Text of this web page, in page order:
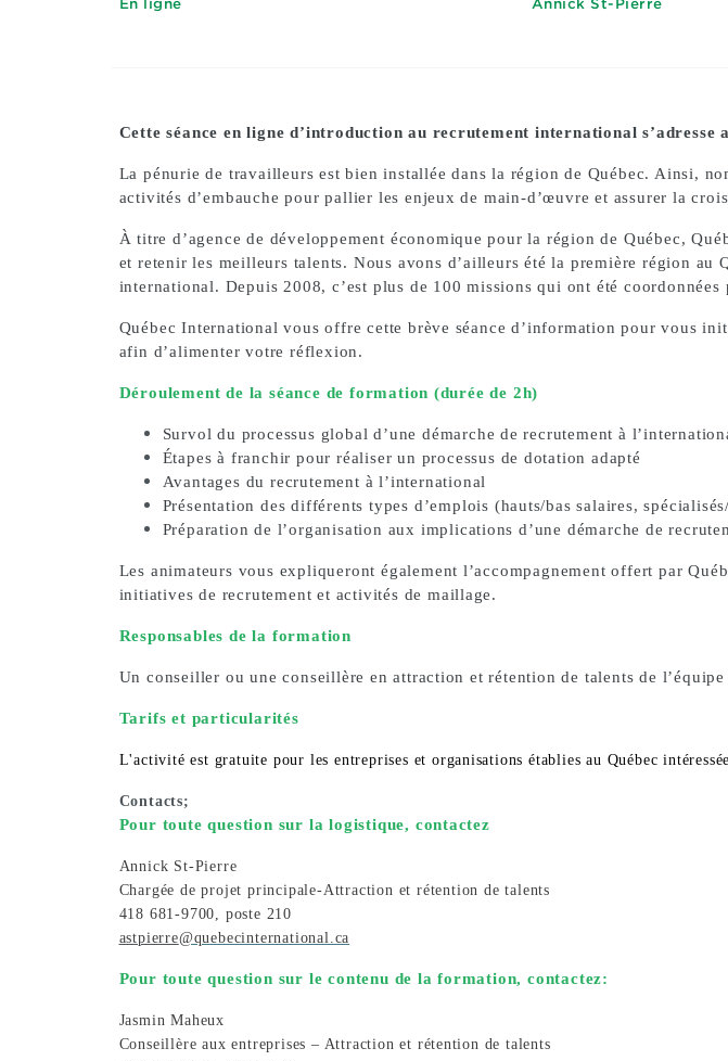
En ligne Annick St-Pierre
Cette séance en ligne d’introduction au recrutement international s’adresse
La pénurie de travailleurs est bien installée dans la région de Québec. Ainsi,
activités d’embauche pour pallier les enjeux de main-d’œuvre et assurer la
À titre d’agence de développement économique pour la région de Québec,
et retenir les meilleurs talents. Nous avons d’ailleurs été la première région au
international. Depuis 2008, c’est plus de 100 missions qui ont été coordonnées
Québec International vous offre cette brève séance d’information pour vous
afin d’alimenter votre réflexion.
Déroulement de la séance de formation (durée de 2h)
Survol du processus global d’une démarche de recrutement à
Étapes à franchir pour réaliser un processus de dotation adapté
Avantages du recrutement à l’international
Présentation des différents types d’emplois (hauts/bas salaires,
Préparation de l’organisation aux implications d’une démarche de
Les animateurs vous expliqueront également l’accompagnement offert par
initiatives de recrutement et activités de maillage.
Responsables de la formation
Un conseiller ou une conseillère en attraction et rétention de talents de
Tarifs et particularités
L'activité est gratuite pour les entreprises et organisations établies au Québec
Contacts;
Pour toute question sur la logistique, contactez
Annick St-Pierre
Chargée de projet principale-Attraction et rétention de talents
418 681-9700, poste 210
astpierre@quebecinternational.ca
Pour toute question sur le contenu de la formation, contactez:
Jasmin Maheux
Conseillère aux entreprises – Attraction et rétention de talents